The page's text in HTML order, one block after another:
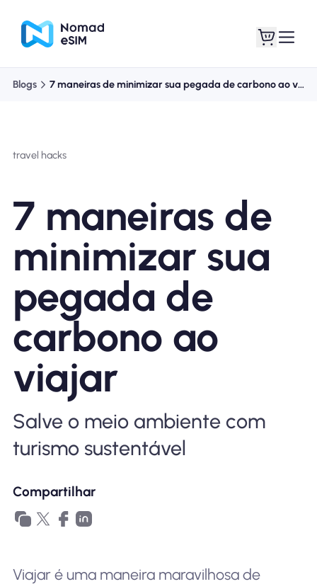
Sobre o eSIM
Por que Nomad eSIM
Usando um eSIM
Para negócios
Blogs 7 maneiras de minimizar sua pegada de carbono ao viajar
travel hacks
7 maneiras de
minimizar sua
pegada de
carbono ao
viajar
Salve o meio ambiente com
turismo sustentável
Compartilhar
Viajar é uma maneira maravilhosa de